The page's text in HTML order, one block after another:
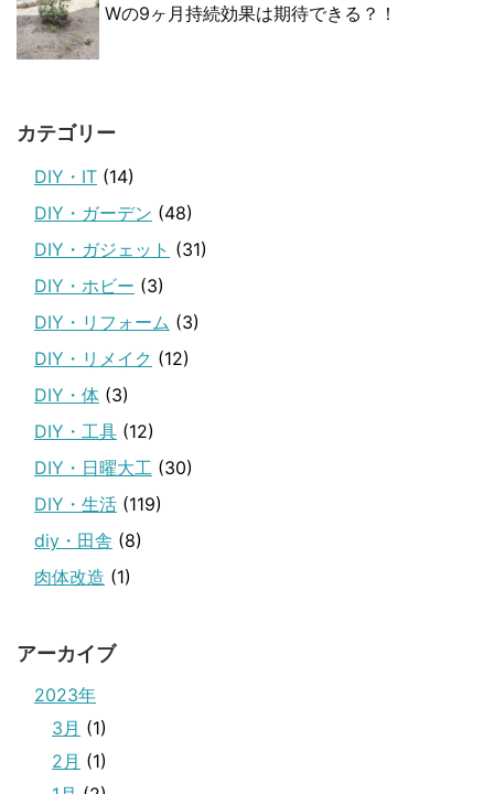
Wの9ヶ月持続効果は期待できる？！
カテゴリー
DIY・IT (14)
DIY・ガーデン (48)
DIY・ガジェット (31)
DIY・ホビー (3)
DIY・リフォーム (3)
DIY・リメイク (12)
DIY・体 (3)
DIY・工具 (12)
DIY・日曜大工 (30)
DIY・生活 (119)
diy・田舎 (8)
肉体改造 (1)
アーカイブ
2023年
3月 (1)
2月 (1)